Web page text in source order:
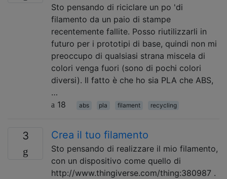
Sto pensando di riciclare un po 'di
filamento da un paio di stampe
recentemente fallite. Posso riutilizzarli in
futuro per i prototipi di base, quindi non mi
preoccupo di qualsiasi strana miscela di
colori venga fuori (sono di pochi colori
diversi). Il fatto è che ho sia PLA che ABS,
…
18
abs pla filament recycling
3 Crea il tuo filamento
Sto pensando di realizzare il mio filamento,
con un dispositivo come quello di
http://www.thingiverse.com/thing:380987 .